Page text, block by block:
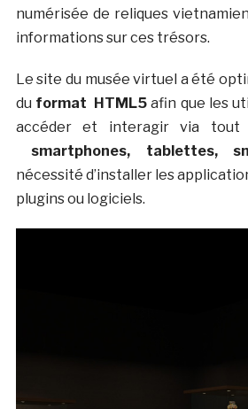
numérisée de reliques
informations sur ces trésors.
Le site du musée virtuel a été
du format HTML5 afin que les
accéder et interagir via tout
smartphones, tablettes,
nécessité d’installer les
plugins ou logiciels.